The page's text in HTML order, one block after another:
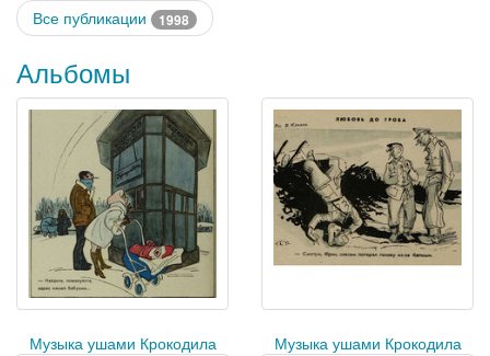
Все публикации 1998
Альбомы
Музыка ушами Крокодила Музыка ушами Крокодила